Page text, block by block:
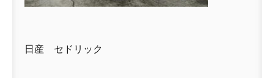
日産 セドリック